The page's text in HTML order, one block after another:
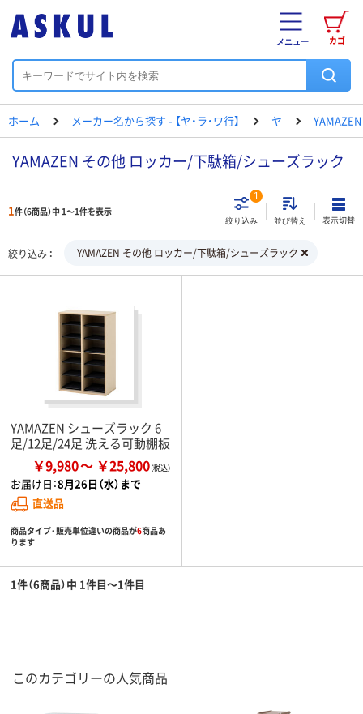
カゴ
メニュー
ホーム メーカー名から探す - 【ヤ・ラ・ワ行】 ヤ YAMAZEN
YAMAZEN その他 ロッカー/下駄箱/シューズラック
1件（6商品）中 1～1件を表示
絞り込み
1
並び替え 表示切替
絞り込み YAMAZEN その他 ロッカー/下駄箱/シューズラック
YAMAZEN シューズラック 6
足/12足/24足 洗える可動棚板
￥9,980 ￥25,800
お届け日：8月26日（水）まで
直送品
商品タイプ・販売単位違いの商品が6商品あ
ります
1件（6商品）中 1件目～1件目
このカテゴリーの人気商品